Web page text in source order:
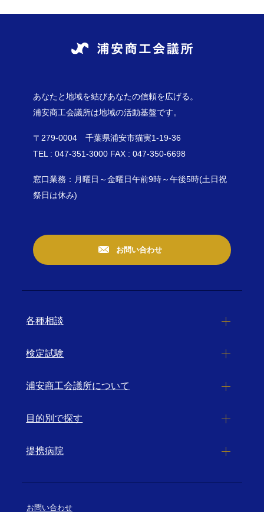
あなたと地域を結びあなたの信頼を広げる。
浦安商工会議所は地域の活動基盤です。
〒279-0004 千葉県浦安市猫実1-19-36
TEL : 047-351-3000 FAX : 047-350-6698
窓口業務：月曜日～金曜日午前9時～午後5時(土日祝
祭日は休み)
お問い合わせ
各種相談
検定試験
浦安商工会議所について
目的別で探す
提携病院
お問い合わせ